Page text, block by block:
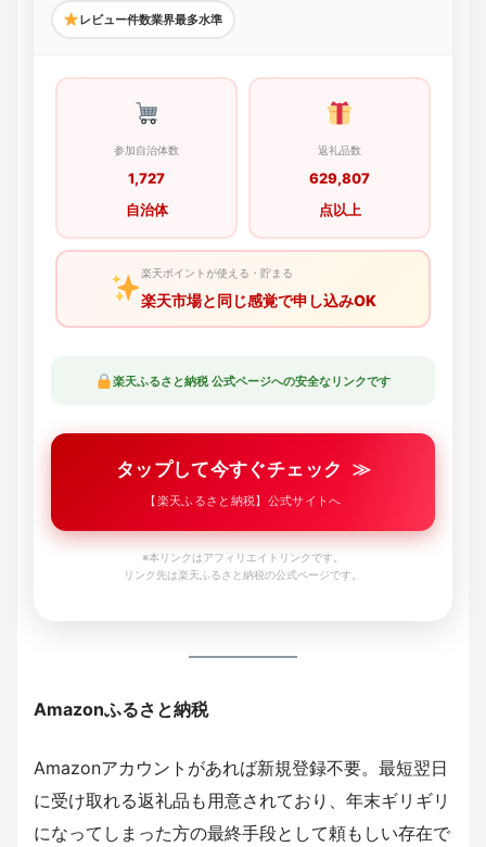
レビュー件数業界最多水準
参加自治体数
1,727
自治体
返礼品数
629,807
点以上
楽天ポイントが使える・貯まる
楽天市場と同じ感覚で申し込みOK
楽天ふるさと納税 公式ページへの安全なリンクです
タップして今すぐチェック ≫
【楽天ふるさと納税】公式サイトへ
※本リンクはアフィリエイトリンクです。
リンク先は楽天ふるさと納税の公式ページです。
Amazonふるさと納税
Amazonアカウントがあれば新規登録不要。最短翌日
に受け取れる返礼品も用意されており、年末ギリギリ
になってしまった方の最終手段として頼もしい存在で